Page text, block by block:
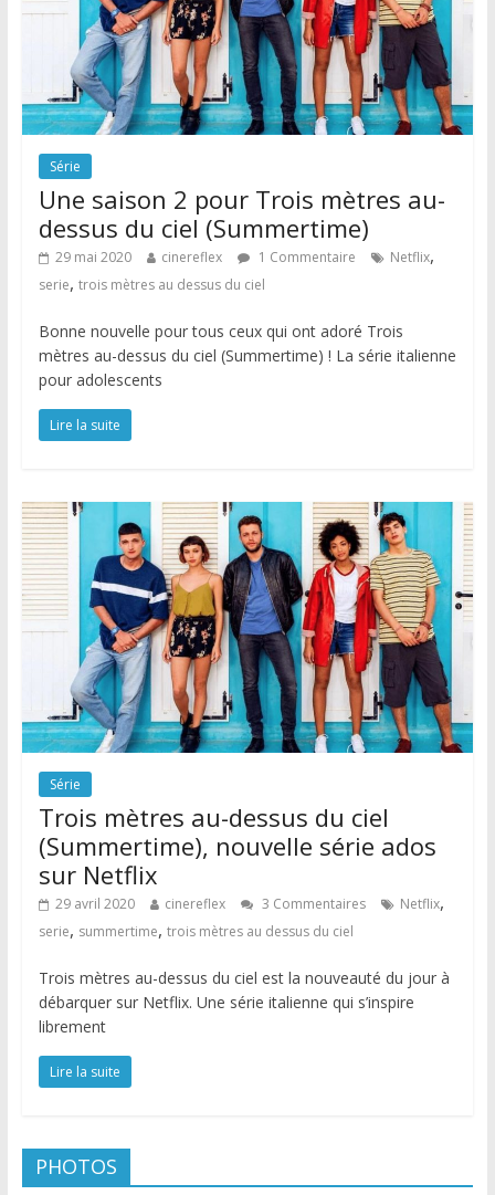
Série
Une saison 2 pour Trois mètres au-
dessus du ciel (Summertime)
29 mai 2020 cinereflex 1 Commentaire Netflix,
serie, trois mètres au dessus du ciel
Bonne nouvelle pour tous ceux qui ont adoré Trois
mètres au-dessus du ciel (Summertime) ! La série italienne
pour adolescents
Lire la suite
Série
Trois mètres au-dessus du ciel
(Summertime), nouvelle série ados
sur Netflix
29 avril 2020 cinereflex 3 Commentaires Netflix,
serie, summertime, trois mètres au dessus du ciel
Trois mètres au-dessus du ciel est la nouveauté du jour à
débarquer sur Netflix. Une série italienne qui s’inspire
librement
Lire la suite
PHOTOS